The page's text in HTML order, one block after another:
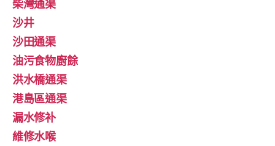
柴灣通渠
沙井
沙田通渠
油污食物廚餘
洪水橋通渠
港島區通渠
漏水修补
維修水喉